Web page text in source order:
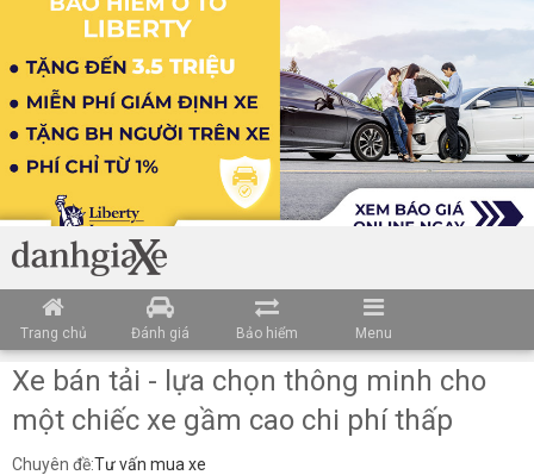
Trang chủ Đánh giá Bảo hiểm Menu
Xe bán tải - lựa chọn thông minh cho
một chiếc xe gầm cao chi phí thấp
Chuyên đề:Tư vấn mua xe